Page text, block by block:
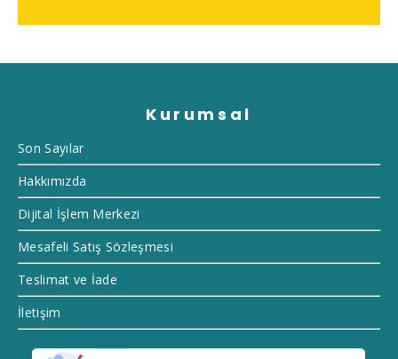
Kurumsal
Son Sayılar
Hakkımızda
Dijital İşlem Merkezi
Mesafeli Satış Sözleşmesi
Teslimat ve İade
İletişim